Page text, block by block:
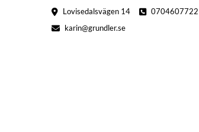
Lovisedalsvägen 14
0704607722
karin@grundler.se